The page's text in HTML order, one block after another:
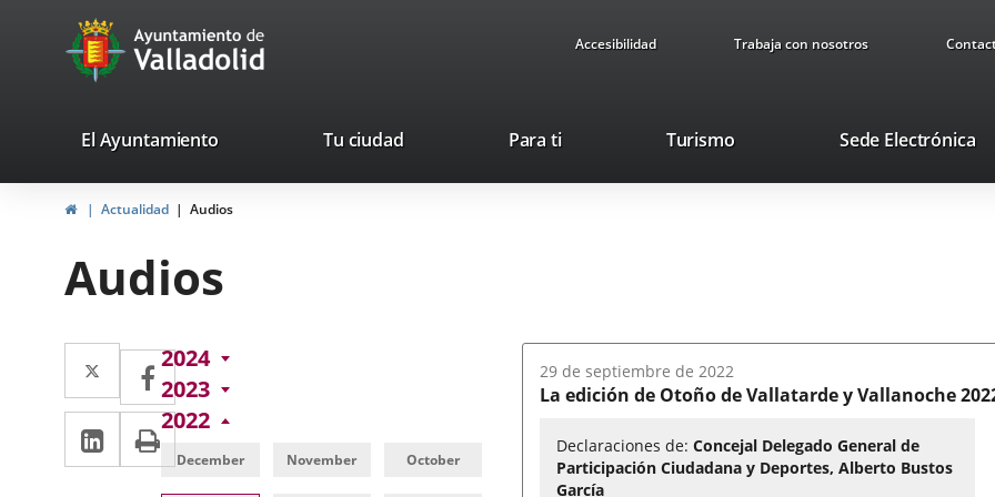
Portal
Web
Ayuntamiento
de
Accesibilidad Trabaja con nosotros
valladolid.es
El Ayuntamiento Tu ciudad Para ti TurismoThis
will
Sede Electrónica
HomeActualidad Audios
Audios
Twitter
Enlace
a
una
aplicación
Facebook
Enlace
a
una
Linkedin
Enlace
a
Print
2024
2023
2022
December November October
Fecha
del
29 de septiembre de 2022
La edición de Otoño de Vallatarde y Vallanoche
Declaraciones de:Concejal Delegado General de
Participación Ciudadana y Deportes, Alberto Bustos
García